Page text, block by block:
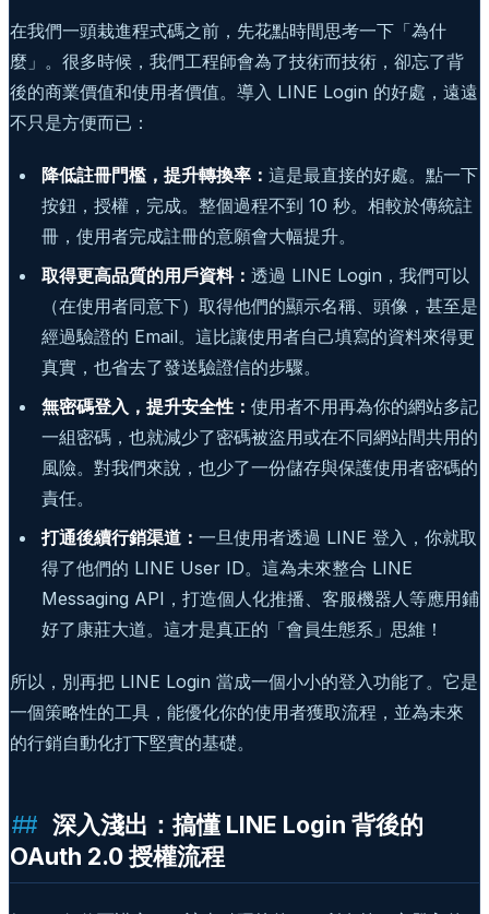
在我們一頭栽進程式碼之前，先花點時間思考一下「為什
麼」。很多時候，我們工程師會為了技術而技術，卻忘了背
後的商業價值和使用者價值。導入 LINE Login 的好處，遠遠
不只是方便而已：
降低註冊門檻，提升轉換率： 這是最直接的好處。點一下
按鈕，授權，完成。整個過程不到 10 秒。相較於傳統註
冊，使用者完成註冊的意願會大幅提升。
取得更高品質的用戶資料： 透過 LINE Login，我們可以
（在使用者同意下）取得他們的顯示名稱、頭像，甚至是
經過驗證的 Email。這比讓使用者自己填寫的資料來得更
真實，也省去了發送驗證信的步驟。
無密碼登入，提升安全性： 使用者不用再為你的網站多記
一組密碼，也就減少了密碼被盜用或在不同網站間共用的
風險。對我們來說，也少了一份儲存與保護使用者密碼的
責任。
打通後續行銷渠道： 一旦使用者透過 LINE 登入，你就取
得了他們的 LINE User ID。這為未來整合 LINE
Messaging API，打造個人化推播、客服機器人等應用鋪
好了康莊大道。這才是真正的「會員生態系」思維！
所以，別再把 LINE Login 當成一個小小的登入功能了。它是
一個策略性的工具，能優化你的使用者獲取流程，並為未來
的行銷自動化打下堅實的基礎。
深入淺出：搞懂 LINE Login 背後的
OAuth 2.0 授權流程